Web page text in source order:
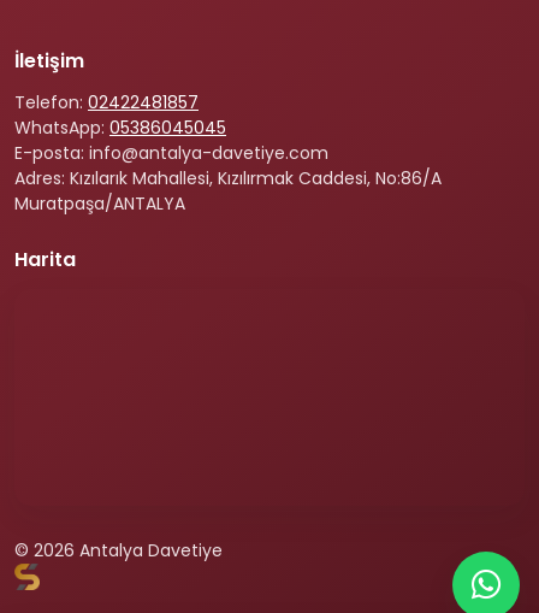
İletişim
Telefon: 02422481857
WhatsApp: 05386045045
E-posta: info@antalya-davetiye.com
Adres: Kızılarık Mahallesi, Kızılırmak Caddesi, No:86/A
Muratpaşa/ANTALYA
Harita
© 2026 Antalya Davetiye